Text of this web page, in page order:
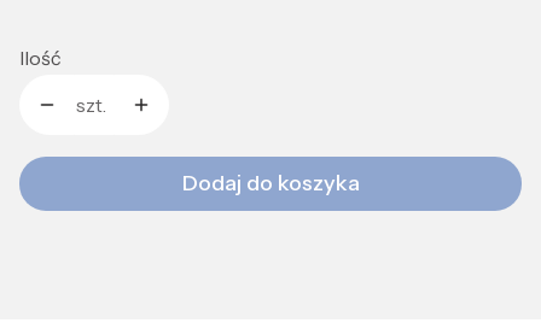
Ilość
szt.
Dodaj do koszyka